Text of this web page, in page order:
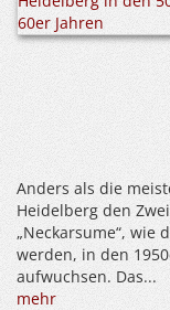
Anders als die
Heidelberg den
„Neckarsume“, wie
werden, in den
aufwuchsen. Das...
mehr